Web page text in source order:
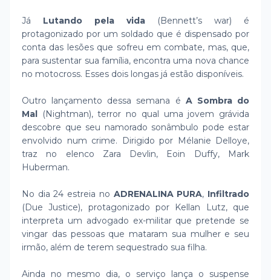
Já Lutando pela vida (Bennett’s war) é
protagonizado por um soldado que é dispensado por
conta das lesões que sofreu em combate, mas, que,
para sustentar sua família, encontra uma nova chance
no motocross. Esses dois longas já estão disponíveis.
Outro lançamento dessa semana é A Sombra do
Mal (Nightman), terror no qual uma jovem grávida
descobre que seu namorado sonâmbulo pode estar
envolvido num crime. Dirigido por Mélanie Delloye,
traz no elenco Zara Devlin, Eoin Duffy, Mark
Huberman.
No dia 24 estreia no ADRENALINA PURA, Infiltrado
(Due Justice), protagonizado por Kellan Lutz, que
interpreta um advogado ex-militar que pretende se
vingar das pessoas que mataram sua mulher e seu
irmão, além de terem sequestrado sua filha.
Ainda no mesmo dia, o serviço lança o suspense